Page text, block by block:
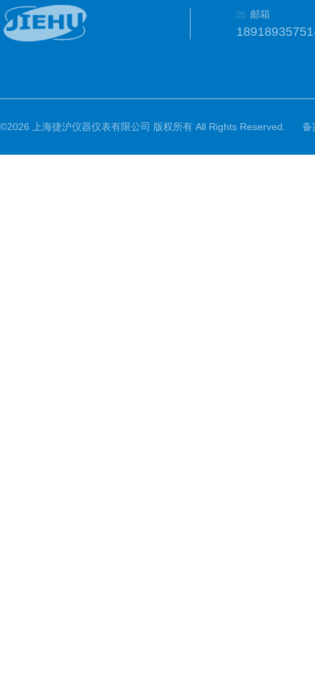
邮箱
©2026 上海捷沪仪器仪表有限公司 版权所有 All Rights Reserved. 备